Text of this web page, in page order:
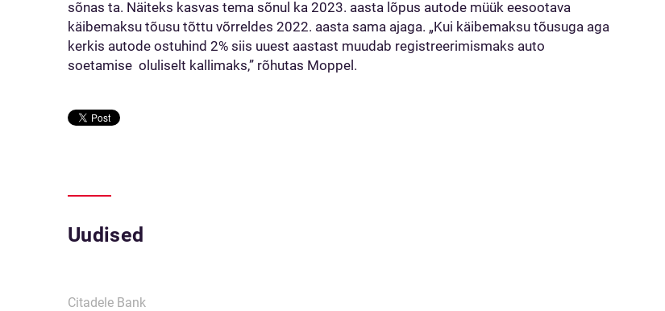
sõnas ta. Näiteks kasvas tema sõnul ka 2023. aasta lõpus autode müük eesootava
käibemaksu tõusu tõttu võrreldes 2022. aasta sama ajaga. „Kui käibemaksu tõusuga aga
kerkis autode ostuhind 2% siis uuest aastast muudab registreerimismaks auto
soetamise oluliselt kallimaks,” rõhutas Moppel.
Uudised
Citadele Bank